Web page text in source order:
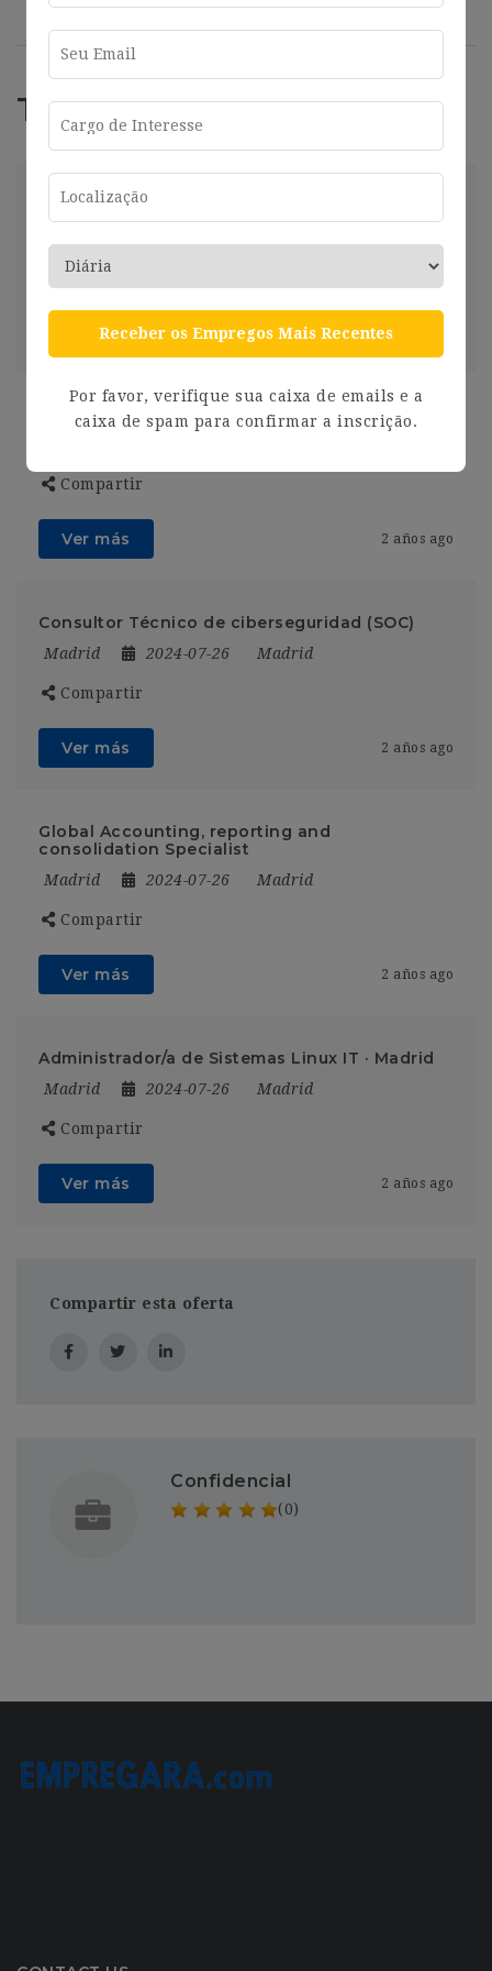
Trabajos Relacionados
market
Compartir
Ver más 2 años ago
Senior Analyst Insights & Analytics Iberia
Compartir
Ver más 2 años ago
Consultor Técnico de ciberseguridad (SOC)
Madrid 2024-07-26 Madrid
Compartir
Ver más 2 años ago
Global Accounting, reporting and
consolidation Specialist
Madrid 2024-07-26 Madrid
Compartir
Ver más 2 años ago
Administrador/a de Sistemas Linux IT · Madrid
Madrid 2024-07-26 Madrid
Compartir
Ver más 2 años ago
Compartir esta oferta
Confidencial
(0)
Receber os Empregos Mais Recentes
Por favor, verifique sua caixa de emails e a
caixa de spam para confirmar a inscrição.